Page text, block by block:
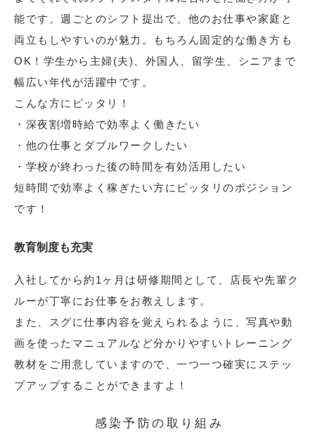
能です。週ごとのシフト提出で、他のお仕事や家庭と
両立もしやすいのが魅力。もちろん固定的な働き方も
OK！学生から主婦(夫)、外国人、留学生、シニアまで
幅広い年代が活躍中です。
こんな方にピッタリ！
・深夜割増時給で効率よく働きたい
・他の仕事とダブルワークしたい
・学校が終わった後の時間を有効活用したい
短時間で効率よく稼ぎたい方にピッタリのポジション
です！
教育制度も充実
入社してから約1ヶ月は研修期間として、店長や先輩ク
ルーが丁寧にお仕事をお教えします。
また、スグに仕事内容を覚えられるように、写真や動
画を使ったマニュアルなど分かりやすいトレーニング
教材をご用意していますので、一つ一つ確実にステッ
プアップすることができますよ！
感染予防の取り組み